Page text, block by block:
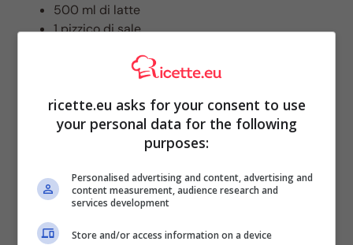
500 ml di latte
1 pizzico di sale
ricette.eu asks for your consent to use
your personal data for the following
purposes:
Personalised advertising and content, advertising and
content measurement, audience research and
services development
Store and/or access information on a device